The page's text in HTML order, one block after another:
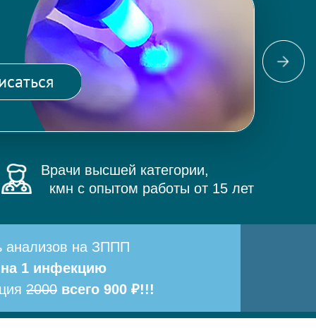
и
Врачи высшей категории,
кмн с опытом работы от 15 лет
анализов на ЗППП
на 1 инфекцию
2000 всего 900 ₽!!!